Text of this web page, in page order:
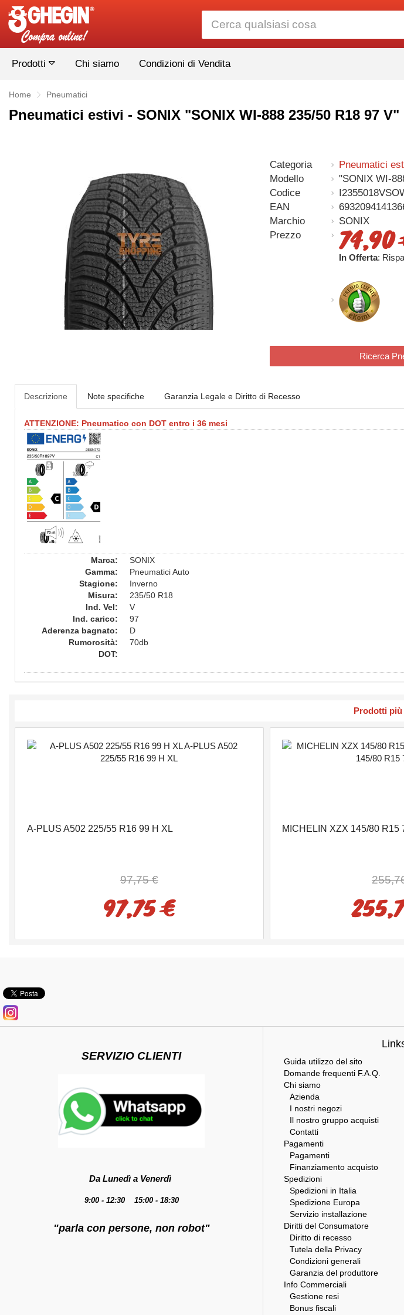
Prodotti Chi siamo Condizioni di Vendita
Home Pneumatici
Pneumatici estivi - SONIX "SONIX WI-888 235/50 R18 97 V"
Categoria
Pneumatici
Modello
"SONIX WI-
Codice
EAN
Marchio
SONIX
Prezzo
74,90
In Offerta:
Ricerca
Descrizione Note specifiche Garanzia Legale e Diritto di Recesso
ATTENZIONE: Pneumatico con DOT entro i 36 mesi
Marca:
SONIX
Gamma:
Pneumatici Auto
Stagione:
Inverno
Misura:
235/50 R18
Ind. Vel:
V
Ind. carico:
97
Aderenza bagnato:
D
Rumorosità:
70db
DOT:
Prodotti
A-PLUS A502 225/55 R16 99 H XL
97,75 €
97,75 €
MICHELIN XZX 145/80 R15
SERVIZIO CLIENTI
Da Lunedì a Venerdì
9:00 - 12:30 15:00 - 18:30
"parla con persone, non robot"
Guida utilizzo del sito
Domande frequenti F.A.Q.
Chi siamo
Azienda
I nostri negozi
Il nostro gruppo acquisti
Contatti
Pagamenti
Pagamenti
Finanziamento acquisto
Spedizioni
Spedizioni in Italia
Spedizione Europa
Servizio installazione
Diritti del Consumatore
Diritto di recesso
Tutela della Privacy
Condizioni generali
Garanzia del produttore
Info Commerciali
Gestione resi
Bonus fiscali